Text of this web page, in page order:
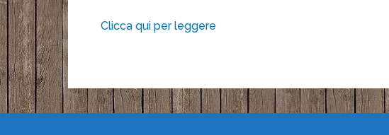
Clicca qui per leggere